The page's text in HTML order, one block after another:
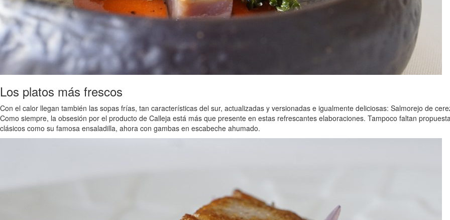
Los platos más frescos
Con el calor llegan también las sopas frías, tan características del sur, actualizadas y versionadas e igualmente deliciosas: Salmorejo de
Como siempre, la obsesión por el producto de Calleja está más que presente en estas refrescantes elaboraciones. Tampoco faltan
clásicos como su famosa ensaladilla, ahora con gambas en escabeche ahumado.